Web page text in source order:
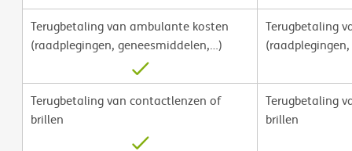
Terugbetaling van ambulante kosten
(raadplegingen, geneesmiddelen,…)
Terugbetaling van contactlenzen of
brillen
Terugbetaling
Terugbetaling
brillen